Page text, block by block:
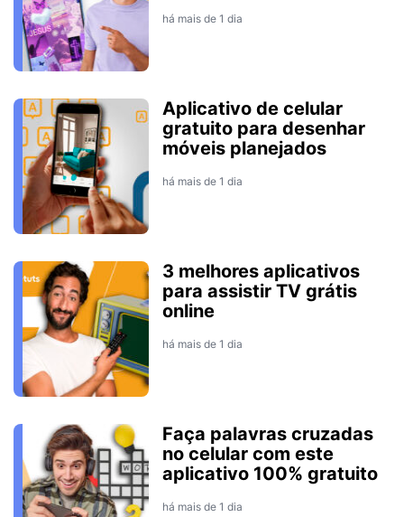
há mais de 1 dia
Aplicativo de celular
gratuito para desenhar
móveis planejados
há mais de 1 dia
3 melhores aplicativos
para assistir TV grátis
online
há mais de 1 dia
Faça palavras cruzadas
no celular com este
aplicativo 100% gratuito
há mais de 1 dia